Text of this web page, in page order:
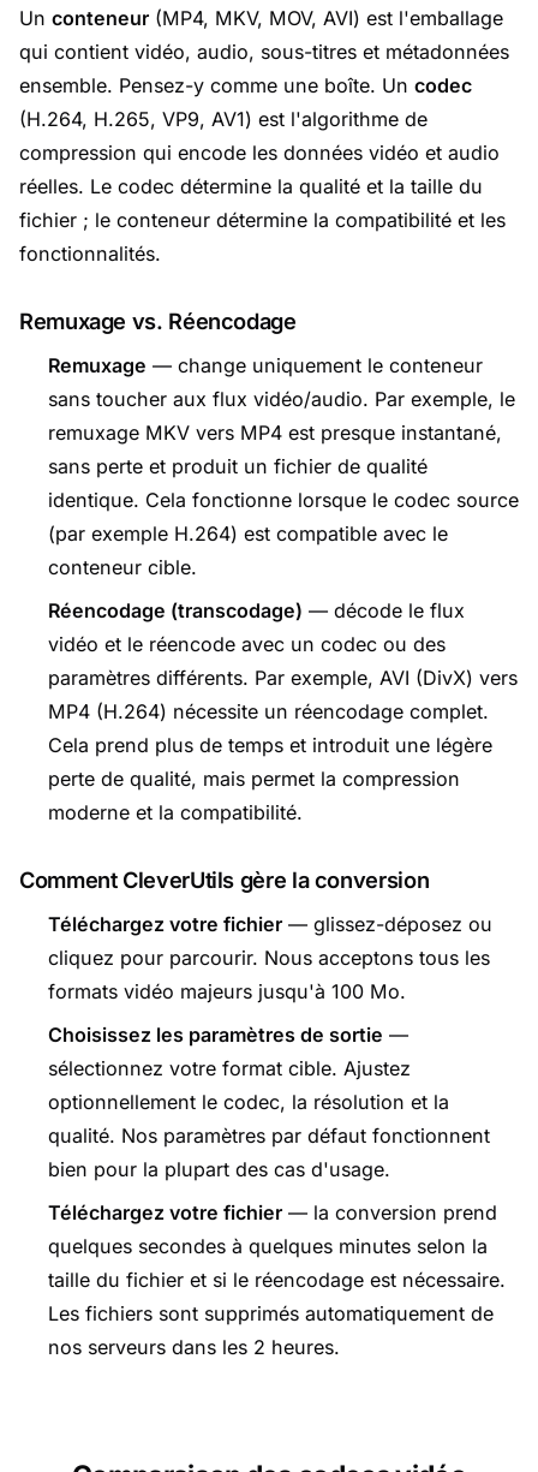
Un conteneur (MP4, MKV, MOV, AVI) est l'emballage
qui contient vidéo, audio, sous-titres et métadonnées
ensemble. Pensez-y comme une boîte. Un codec
(H.264, H.265, VP9, AV1) est l'algorithme de
compression qui encode les données vidéo et audio
réelles. Le codec détermine la qualité et la taille du
fichier ; le conteneur détermine la compatibilité et les
fonctionnalités.
Remuxage vs. Réencodage
Remuxage — change uniquement le conteneur
sans toucher aux flux vidéo/audio. Par exemple, le
remuxage MKV vers MP4 est presque instantané,
sans perte et produit un fichier de qualité
identique. Cela fonctionne lorsque le codec source
(par exemple H.264) est compatible avec le
conteneur cible.
Réencodage (transcodage) — décode le flux
vidéo et le réencode avec un codec ou des
paramètres différents. Par exemple, AVI (DivX) vers
MP4 (H.264) nécessite un réencodage complet.
Cela prend plus de temps et introduit une légère
perte de qualité, mais permet la compression
moderne et la compatibilité.
Comment CleverUtils gère la conversion
Téléchargez votre fichier — glissez-déposez ou
cliquez pour parcourir. Nous acceptons tous les
formats vidéo majeurs jusqu'à 100 Mo.
Choisissez les paramètres de sortie —
sélectionnez votre format cible. Ajustez
optionnellement le codec, la résolution et la
qualité. Nos paramètres par défaut fonctionnent
bien pour la plupart des cas d'usage.
Téléchargez votre fichier — la conversion prend
quelques secondes à quelques minutes selon la
taille du fichier et si le réencodage est nécessaire.
Les fichiers sont supprimés automatiquement de
nos serveurs dans les 2 heures.